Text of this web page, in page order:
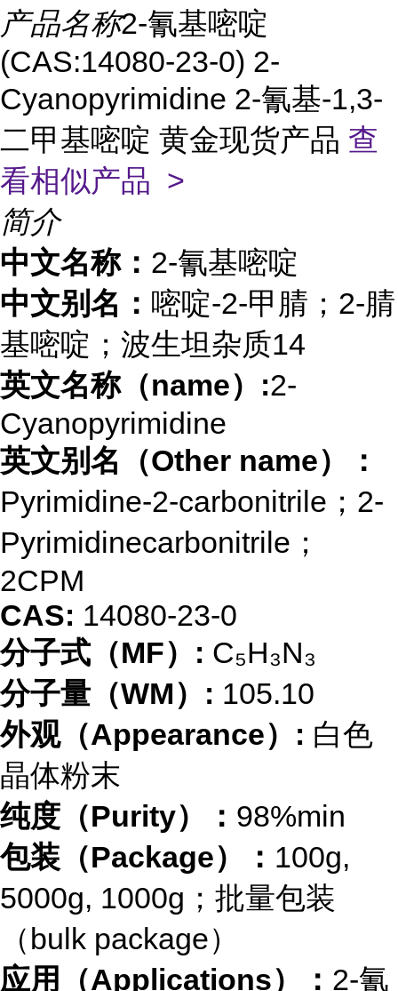
产品名称2-氰基嘧啶
(CAS:14080-23-0) 2-
Cyanopyrimidine 2-氰基-1,3-
二甲基嘧啶 黄金现货产品 查
看相似产品 >
简介
中文名称： 2-氰基嘧啶
中文别名： 嘧啶-2-甲腈； 2-腈
基嘧啶；波生坦杂质14
英文名称（name） :2-
Cyanopyrimidine
英文别名（Other name）：
Pyrimidine-2-carbonitrile； 2-
Pyrimidinecarbonitrile；
2CPM
CAS: 14080-23-0
分子式（MF） : C₅H₃N₃
分子量（WM） : 105.10
外观（Appearance） : 白色
晶体粉末
纯度（Purity）： 98%min
包装（Package）： 100g,
5000g, 1000g ；批量包装
（bulk package）
应用（Applications）： 2-氰